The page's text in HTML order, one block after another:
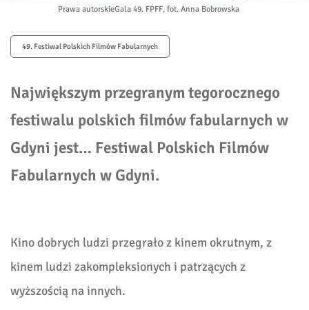
Prawa autorskieGala 49. FPFF, fot. Anna Bobrowska
49. Festiwal Polskich Filmów Fabularnych
Największym przegranym tegorocznego
festiwalu polskich filmów fabularnych w
Gdyni jest… Festiwal Polskich Filmów
Fabularnych w Gdyni.
Kino dobrych ludzi przegrało z kinem okrutnym, z
kinem ludzi zakompleksionych i patrzących z
wyższością na innych.